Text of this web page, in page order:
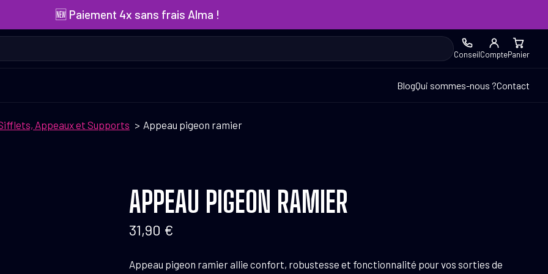
🆕 Paiement 4x sans frais Alma !
ConseilComptePanier
BlogQui sommes-nous ?Contact
Appeaux et Supports Appeau pigeon ramier
APPEAU PIGEON RAMIER
31,90 €
Appeau pigeon ramier allie confort, robustesse et fonctionnalité pour vos sorties de